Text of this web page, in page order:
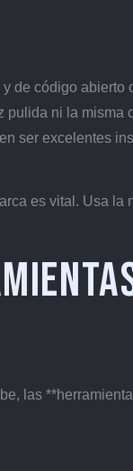
de código abierto
ni la misma
ser excelentes
es vital. Usa la
las